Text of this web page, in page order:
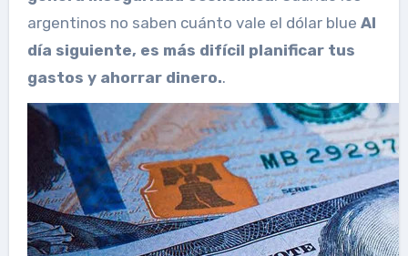
argentinos no saben cuánto vale el dólar blue Al
día siguiente, es más difícil planificar tus
gastos y ahorrar dinero..